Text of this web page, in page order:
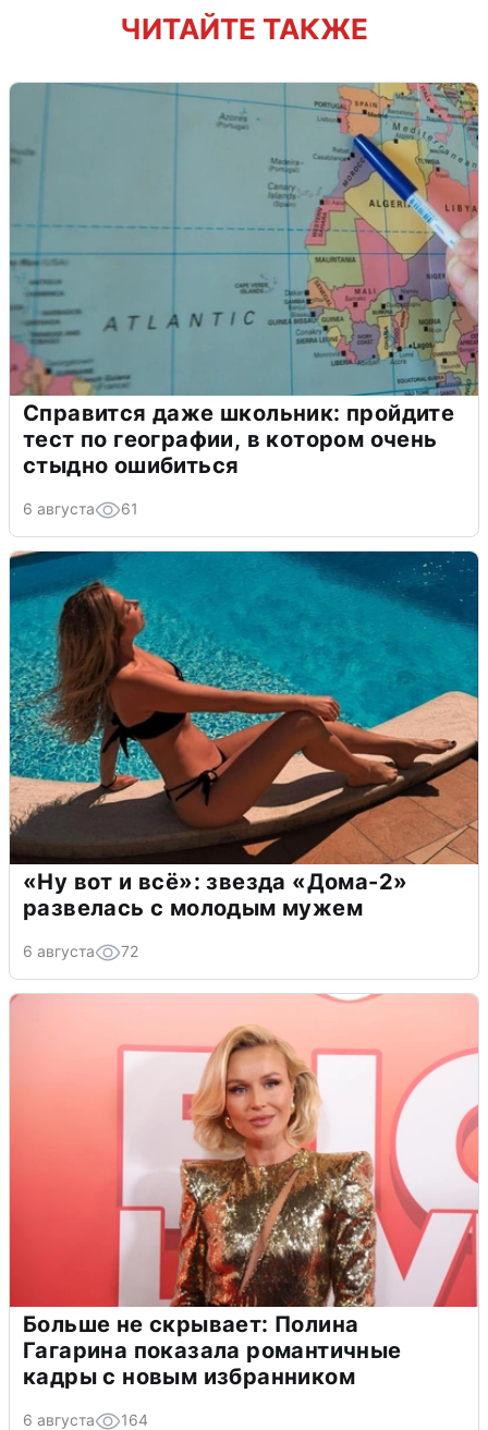
ЧИТАЙТЕ ТАКЖЕ
Справится даже школьник: пройдите
тест по географии, в котором очень
стыдно ошибиться
6 августа 61
«Ну вот и всё»: звезда «Дома-2»
развелась с молодым мужем
6 августа 72
Больше не скрывает: Полина
Гагарина показала романтичные
кадры с новым избранником
6 августа 164